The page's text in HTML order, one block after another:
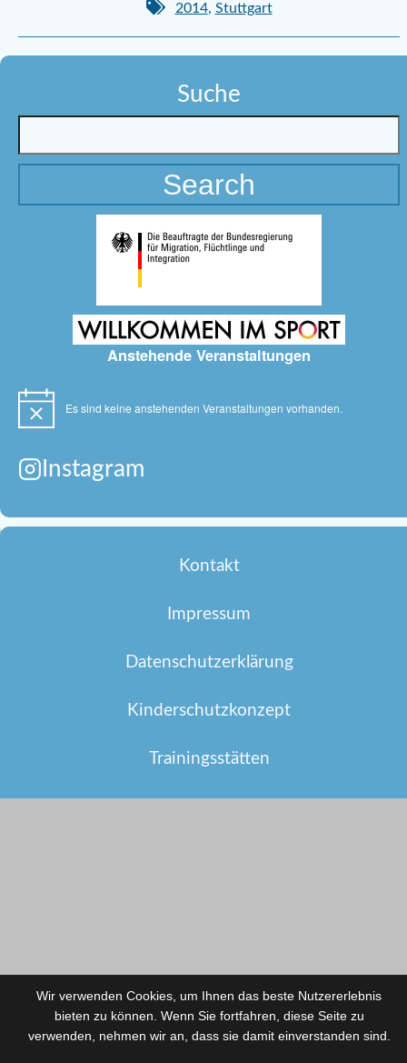
2014, Stuttgart
Suche
Anstehende Veranstaltungen
Hinweis Es sind keine anstehenden Veranstaltungen vorhanden.
Instagram
Kontakt
Impressum
Datenschutzerklärung
Kinderschutzkonzept
Trainingsstätten
Wir verwenden Cookies, um Ihnen das beste Nutzererlebnis
bieten zu können. Wenn Sie fortfahren, diese Seite zu
verwenden, nehmen wir an, dass sie damit einverstanden sind.